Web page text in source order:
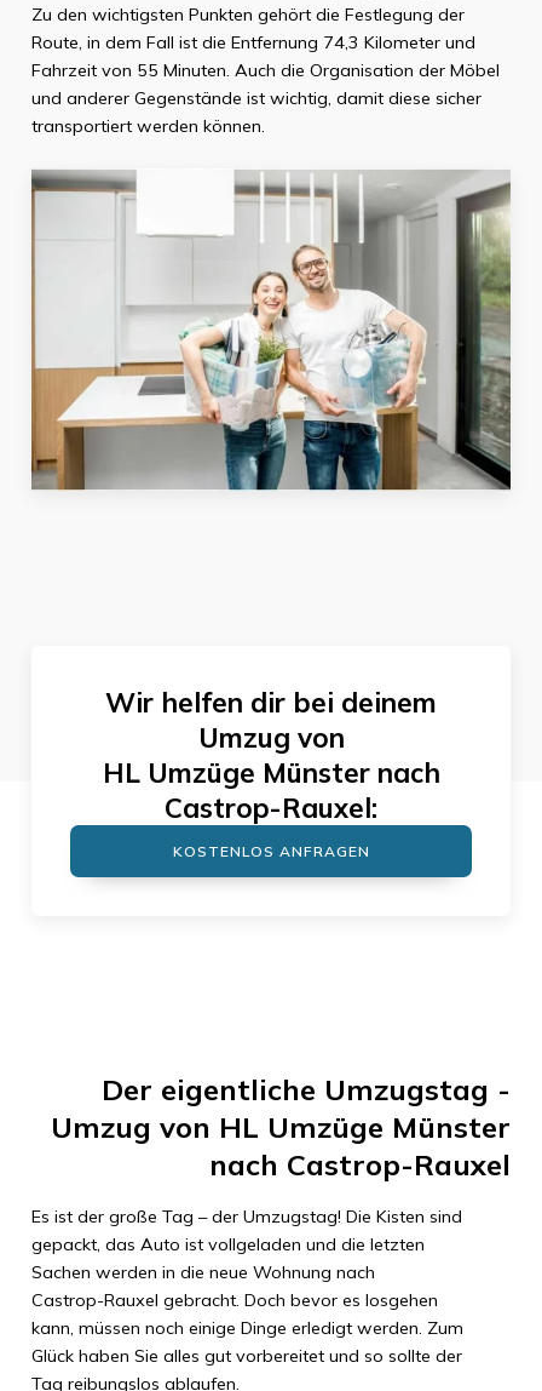
Zu den wichtigsten Punkten gehört die Festlegung der
Route, in dem Fall ist die Entfernung 74,3 Kilometerund
Fahrzeit von 55 Minuten. Auch die Organisation der Möbel
und anderer Gegenstände ist wichtig, damit diese sicher
transportiert werden können.
Wir helfen dir bei deinem
Umzug von
HL Umzüge Münsternach
Castrop-Rauxel:
KOSTENLOS ANFRAGEN
Der eigentliche Umzugstag -
Umzug von HL Umzüge Münster
nach Castrop-Rauxel
Es ist der große Tag – der Umzugstag! Die Kisten sind
gepackt, das Auto ist vollgeladen und die letzten
Sachen werden in die neue Wohnung nach
Castrop-Rauxel gebracht. Doch bevor es losgehen
kann, müssen noch einige Dinge erledigt werden. Zum
Glück haben Sie alles gut vorbereitet und so sollte der
Tag reibungslos ablaufen.